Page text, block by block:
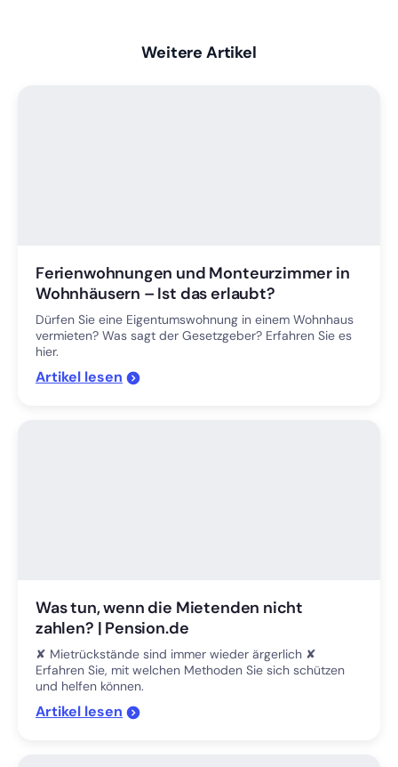
Weitere Artikel
Ferienwohnungen und Monteurzimmer in
Wohnhäusern – Ist das erlaubt?
Dürfen Sie eine Eigentumswohnung in einem Wohnhaus
vermieten? Was sagt der Gesetzgeber? Erfahren Sie es
hier.
Artikel 'Ferienwohnungen und Monteurzimmer in
lesen
Was tun, wenn die Mietenden nicht
zahlen? | Pension.de
✘ Mietrückstände sind immer wieder ärgerlich ✘
Erfahren Sie, mit welchen Methoden Sie sich schützen
und helfen können.
Artikel 'Was tun, wenn die Mietenden nicht zahlen?
lesen